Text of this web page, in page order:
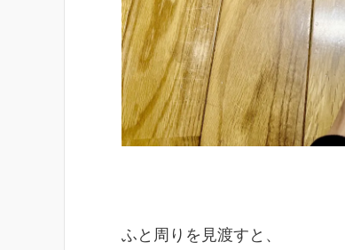
ふと周りを見渡すと、